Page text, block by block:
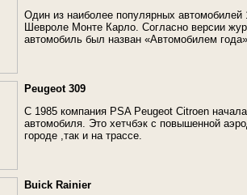
Один из наиболее популярных
Шевроле Монте Карло. Согласно версии
автомобиль был назван «Автомобилем
Peugeot 309
С 1985 компания PSA Peugeot Citroen
автомобиля. Это хетчбэк с повышенной
городе ,так и на трассе.
Buick Rainier